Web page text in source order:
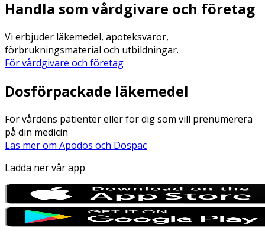
Handla som vårdgivare och företag
Vi erbjuder läkemedel, apoteksvaror,
förbrukningsmaterial och utbildningar.
För vårdgivare och företag
Dosförpackade läkemedel
För vårdens patienter eller för dig som vill prenumerera
på din medicin
Läs mer om Apodos och Dospac
Ladda ner vår app